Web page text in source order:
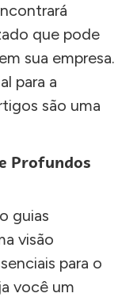
que pode
sua empresa.
para a
são uma
Profundos
guias
visão
para o
você um